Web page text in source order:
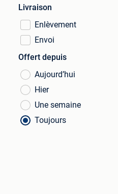
Livraison
Enlèvement
Envoi
Offert depuis
Aujourd’hui
Hier
Une semaine
Toujours